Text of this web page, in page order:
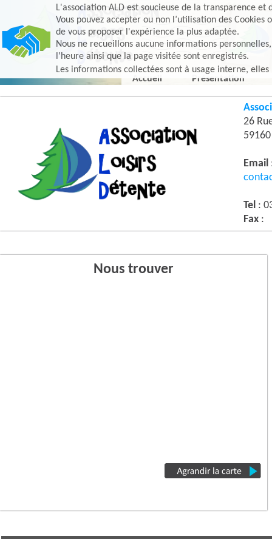
L'association ALD est soucieuse de la transparence et
Vous pouvez accepter ou non l’utilisation des
de vous proposer l'expérience la plus adaptée.
Nous ne recueillons aucune informations
l'heure ainsi que la page visitée sont enregistrés.
Les informations collectées sont à usage interne,
Accueil
Présentation
26
Email
Tel :
Fax :
Nous trouver